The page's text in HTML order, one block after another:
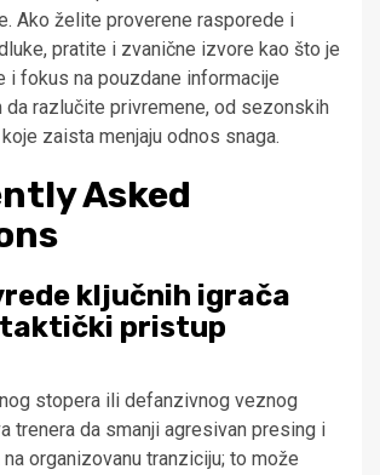
Ako želite proverene rasporede i
pratite i zvanične izvore kao što je
i fokus na pouzdane informacije
da razlučite privremene, od sezonskih
zaista menjaju odnos snaga.
Asked
ključnih igrača
pristup
stopera ili defanzivnog veznog
trenera da smanji agresivan presing i
organizovanu tranziciju; to može